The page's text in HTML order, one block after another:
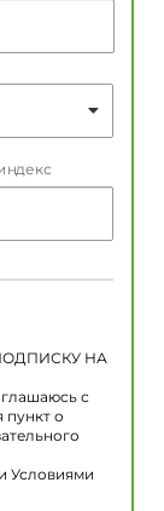
НА
с
пункт о
и Условиями